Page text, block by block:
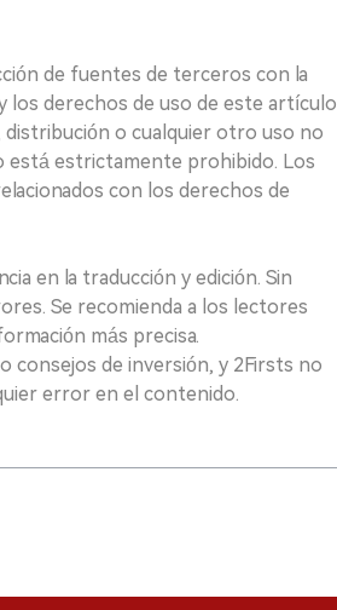
de fuentes de terceros con la
los derechos de uso de este artículo
o cualquier otro uso no
está estrictamente prohibido. Los
con los derechos de
en la traducción y edición. Sin
Se recomienda a los lectores
más precisa.
consejos de inversión, y 2Firsts no
error en el contenido.